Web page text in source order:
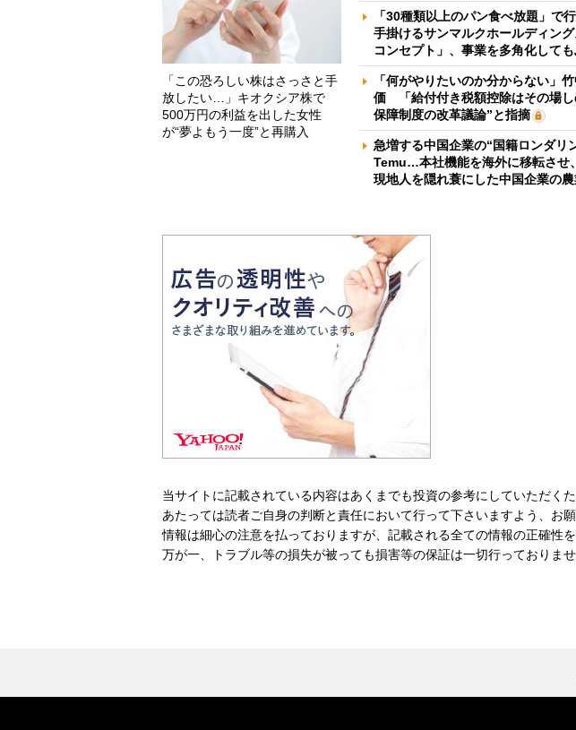
「この恐ろしい株はさっさと手
放したい…」キオクシア株で
500万円の利益を出した女性
が“夢よもう一度”と再購入
「30種類以上のパン食べ放題」で
手掛けるサンマルクホールディン
コンセプト」、事業を多角化して
「何がやりたいのか分からない」
価 「給付付き税額控除はその場し
保障制度の改革議論”と指摘
急増する中国企業の“国籍ロンダ
Temu…本社機能を海外に移転させ
現地人を隠れ蓑にした中国企業の
当サイトに記載されている内容はあくまでも投資の参考にしていただく
あたっては読者ご自身の判断と責任において行って下さいますよう、お
情報は細心の注意を払っておりますが、記載される全ての情報の正確性
万が一、トラブル等の損失が被っても損害等の保証は一切行っておりま